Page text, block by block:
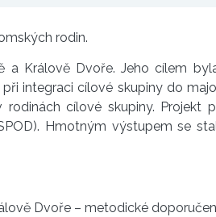
rodin.
a Králově Dvoře. Jeho cílem
integraci cílové skupiny do
cílové skupiny. Projekt
Hmotným výstupem se
Dvoře – metodické